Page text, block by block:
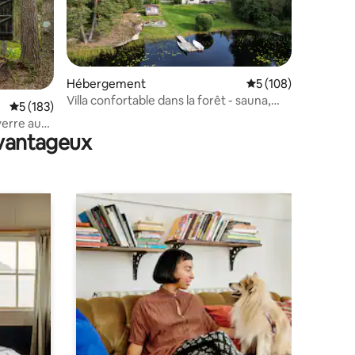
: 5 sur 5
Évaluation moyenne sur la base de 183 commentaires : 5 sur 5
5 (183)
au
lac
Hébergement Évaluation
5 (108)
Villa confortable dans la forêt - sauna,